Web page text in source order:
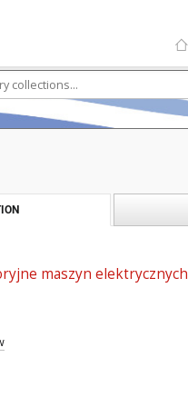
maszyn elektrycznych